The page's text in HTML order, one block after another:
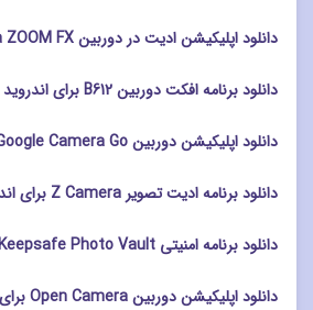
دانلود اپلیکیشن ادیت در دوربین Camera ZOOM FX برای اندروید
دانلود برنامه افکت دوربین B612 برای اندروید
دانلود اپلیکیشن دوربین Google Camera Go برای اندروید
دانلود برنامه ادیت تصویر Z Camera برای اندروید
دانلود برنامه امنیتی Keepsafe Photo Vault برای اندروید
دانلود اپلیکیشن دوربین Open Camera برای اندروید